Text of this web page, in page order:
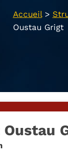
Accueil>
Oustau Grigt